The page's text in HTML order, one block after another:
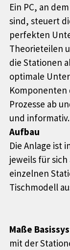
Ein PC, an
sind, steuert
perfekten
Theorieteilen
die Stationen
optimale
Komponenten
Prozesse ab
und informativ.
Aufbau
Die Anlage ist
jeweils für
einzelnen
Tischmodell
Maße
mit der